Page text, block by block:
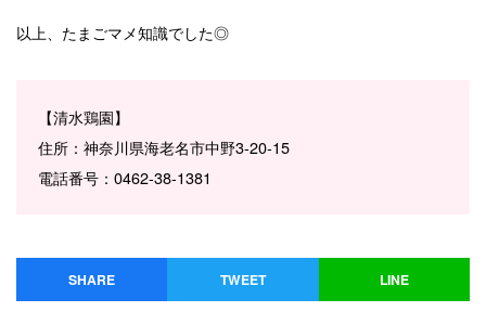
以上、たまごマメ知識でした◎
【清水鶏園】
住所：神奈川県海老名市中野3-20-15
電話番号：0462-38-1381
SHARE TWEET LINE